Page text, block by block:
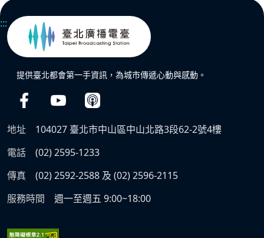
:::
提供臺北都會第一手資訊，為城市傳遞心動與感動。
地址
104027 臺北市中山區中山北路3段62-2號4樓
電話
(02) 2595-1233
傳真
(02) 2592-2588 及 (02) 2596-2115
服務時間
週一至週五 9:00~18:00